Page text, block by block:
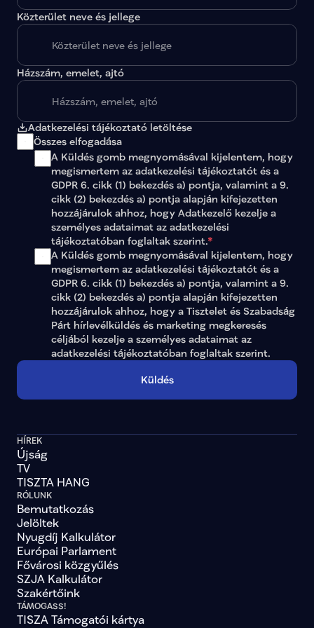
Közterület neve és jellege
Házszám, emelet, ajtó
Adatkezelési tájékoztató letöltése
Összes elfogadása
A Küldés gomb megnyomásával kijelentem, hogy
megismertem az adatkezelési tájékoztatót és a
GDPR 6. cikk (1) bekezdés a) pontja, valamint a 9.
cikk (2) bekezdés a) pontja alapján kifejezetten
hozzájárulok ahhoz, hogy Adatkezelő kezelje a
személyes adataimat az adatkezelési
tájékoztatóban foglaltak szerint.*
A Küldés gomb megnyomásával kijelentem, hogy
megismertem az adatkezelési tájékoztatót és a
GDPR 6. cikk (1) bekezdés a) pontja, valamint a 9.
cikk (2) bekezdés a) pontja alapján kifejezetten
hozzájárulok ahhoz, hogy a Tisztelet és Szabadság
Párt hírlevélküldés és marketing megkeresés
adatkezelési tájékoztatóban foglaltak szerint.
Küldés
HÍREK
Újság
TV
TISZTA HANG
RÓLUNK
Bemutatkozás
Jelöltek
Nyugdíj Kalkulátor
Európai Parlament
Fővárosi közgyűlés
SZJA Kalkulátor
Szakértőink
TÁMOGASS!
TISZA Támogatói kártya